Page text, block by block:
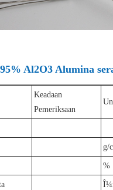
Al2O3 Alumina
Keadaan
Pemeriksaan
g/
%